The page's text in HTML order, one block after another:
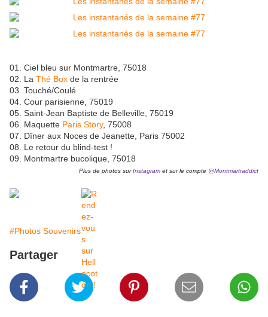
01. Ciel bleu sur Montmartre, 75018
02. La Thé Box de la rentrée
03. Touché/Coulé
04. Cour parisienne, 75019
05. Saint-Jean Baptiste de Belleville, 75019
06. Maquette Paris Story, 75008
07. Dîner aux Noces de Jeanette, Paris 75002
08. Le retour du blind-test !
09. Montmartre bucolique, 75018
Plus de photos surInstagram et sur le compte @Montmartraddict
#Photos Souvenirs
Partager